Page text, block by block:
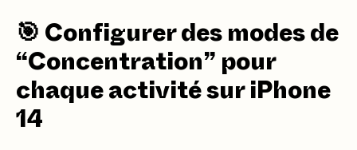
🎯 Configurer des modes de
“Concentration” pour
chaque activité sur iPhone
14